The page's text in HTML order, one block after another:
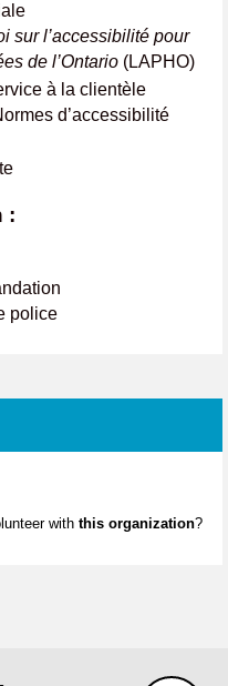
sur l’accessibilité pour
de l’Ontario (LAPHO)
à la clientèle
d’accessibilité
:
police
with this organization?